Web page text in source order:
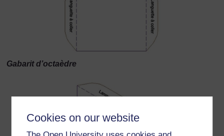
Cookies on our website
Gabarit d’octaèdre